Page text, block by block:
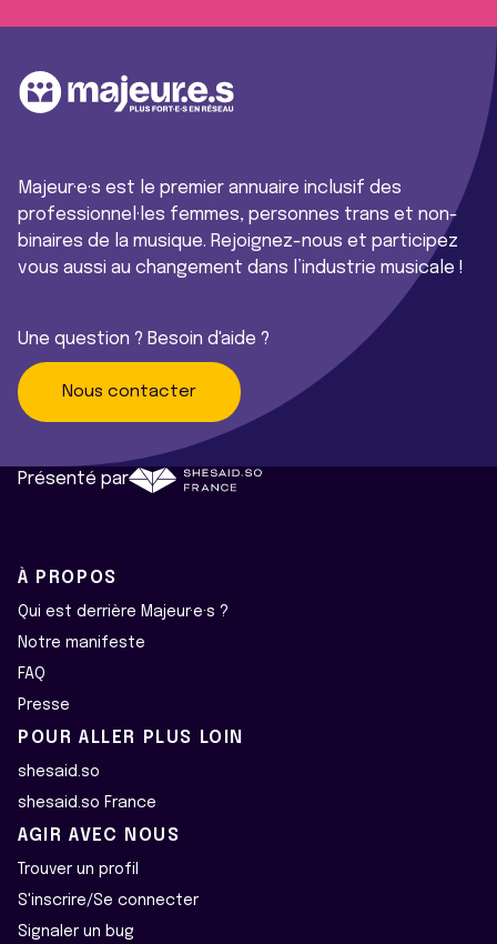
Majeur·e·s est le premier annuaire inclusif des
professionnel·les femmes, personnes trans et non-
binaires de la musique. Rejoignez-nous et participez
vous aussi au changement dans l’industrie musicale !
Une question ? Besoin d'aide ?
Nous contacter
Présenté par
À PROPOS
Qui est derrière Majeur·e·s ?
Notre manifeste
FAQ
Presse
POUR ALLER PLUS LOIN
shesaid.so
shesaid.so France
AGIR AVEC NOUS
Trouver un profil
S'inscrire/Se connecter
Signaler un bug